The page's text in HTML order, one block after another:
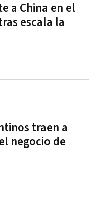
a China en el
escala la
traen a
negocio de